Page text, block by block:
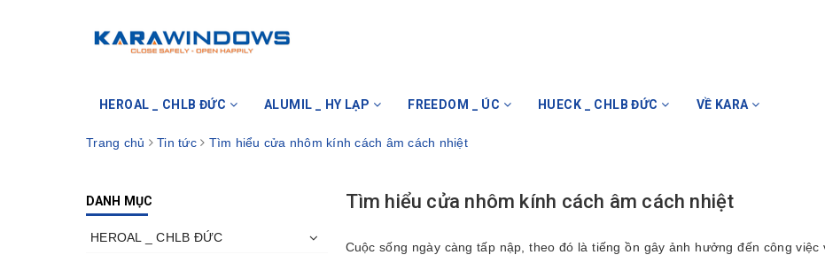
HEROAL _ CHLB ĐỨC ALUMIL _ HY LẠP FREEDOM _ ÚC HUECK _ CHLB ĐỨC VỀ KARA
Trang chủ Tin tức Tìm hiểu cửa nhôm kính cách âm cách nhiệt
Tìm hiểu cửa nhôm kính cách âm cách nhiệt
Cuộc sống ngày càng tấp nập, theo đó là tiếng ồn gây ảnh hưởng đến công
DANH MỤC
HEROAL _ CHLB ĐỨC